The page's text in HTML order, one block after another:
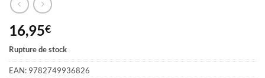
16,95€
Rupture de stock
EAN: 9782749936826